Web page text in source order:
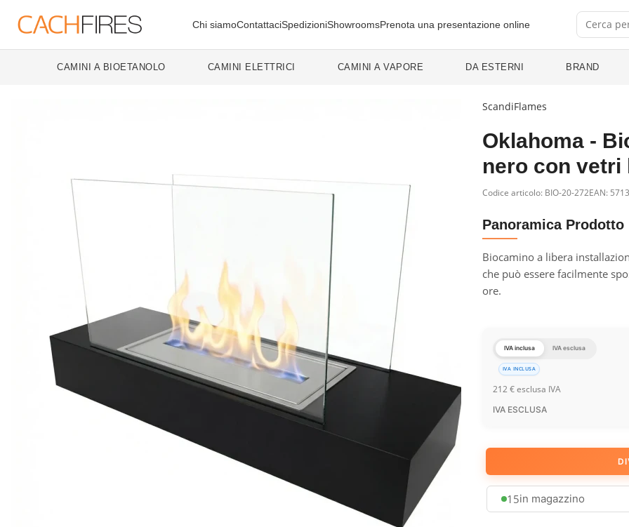
Chi siamoContattaciSpedizioniShowroomsPrenota una presentazione online
CAMINI A BIOETANOLO CAMINI ELETTRICI CAMINI A VAPORE DA ESTERNI BRAND
ScandiFlames
Oklahoma -
nero con vetri
Codice articolo: BIO-20-272EAN:
Panoramica Prodotto
Biocamino a libera
che può essere facilmente
ore.
IVA inclusa IVA esclusa
IVA INCLUSA
212€esclusa IVA
IVA ESCLUSA
15in magazzino